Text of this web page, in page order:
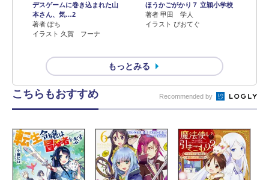
デスゲームに巻き込まれた山
本さん、気…2
著者 ぽち
イラスト 久賀 フーナ
ほうかごがかり７ 立穎小学校
著者 甲田 学人
イラスト ぴおてぐ
もっとみる
こちらもおすすめ Recommended by